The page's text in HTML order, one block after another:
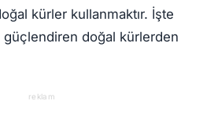
kürler kullanmaktır. İşte
güçlendiren doğal kürlerden
reklam